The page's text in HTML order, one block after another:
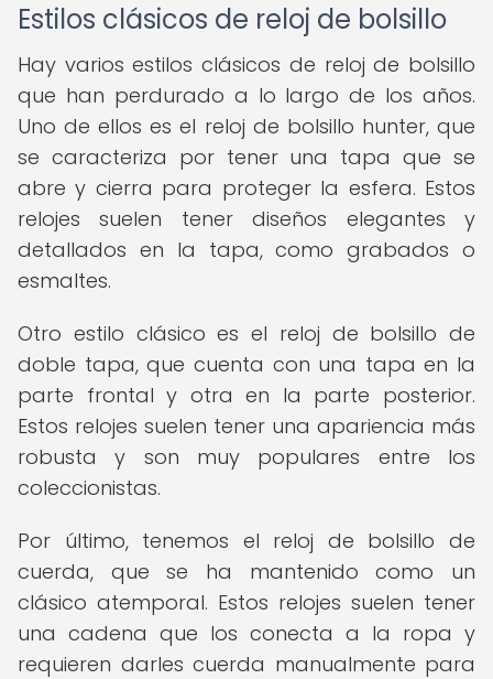
Estilos clásicos de reloj de bolsillo
Hay varios estilos clásicos de reloj de bolsillo
que han perdurado a lo largo de los años.
Uno de ellos es el reloj de bolsillo hunter, que
se caracteriza por tener una tapa que se
abre y cierra para proteger la esfera. Estos
relojes suelen tener diseños elegantes y
detallados en la tapa, como grabados o
esmaltes.
Otro estilo clásico es el reloj de bolsillo de
doble tapa, que cuenta con una tapa en la
parte frontal y otra en la parte posterior.
Estos relojes suelen tener una apariencia más
robusta y son muy populares entre los
coleccionistas.
Por último, tenemos el reloj de bolsillo de
cuerda, que se ha mantenido como un
clásico atemporal. Estos relojes suelen tener
una cadena que los conecta a la ropa y
requieren darles cuerda manualmente para